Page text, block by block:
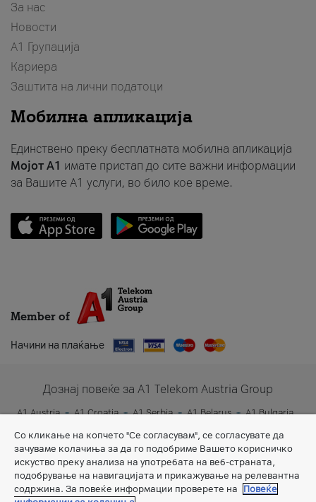
За нас
Новости
А1 Групација
Кариера
Заштита на лични податоци
Мобилна апликација
Единствено преку бесплатната мобилна апликација
Мојот A1 имате пристап до сите важни информации
за Вашите A1 услуги, во било кое време.
Member of
Начини на плаќање
Дознај повеќе за A1 Telekom Austria Group
A1 Austria A1 Croatia A1 Serbia A1 Belarus
A1 Bulgaria
Со кликање на копчето "Се согласувам", се согласувате да
зачуваме колачиња за да го подобриме Вашето корисничко
искуство преку анализа на употребата на веб-страната,
подобрување на навигацијата и прикажување на релевантна
содржина. За повеќе информации проверете на
Повеќе